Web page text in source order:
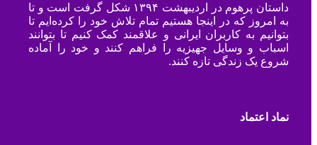
داستان پرهوم در اردیبهشت ۱۳۹۴ شکل گرفت است و تا
به امروز که در اینجا هستیم تمام تلاش خود را کرده‌ایم تا
بتوانیم به کاربران ایرانی و علاقمند کمک کنیم تا بتوانند
اسباب و وسایل جهیزیه را فراهم کنند و خود را آماده
شروع یک زندگی تازه کنند.
نماد اعتماد